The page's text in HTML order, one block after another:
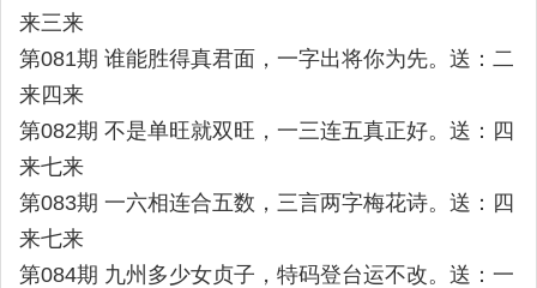
来三来
第081期 谁能胜得真君面，一字出将你为先。送：二
来四来
第082期 不是单旺就双旺，一三连五真正好。送：四
来七来
第083期 一六相连合五数，三言两字梅花诗。送：四
来七来
第084期 九州多少女贞子，特码登台运不改。送：一